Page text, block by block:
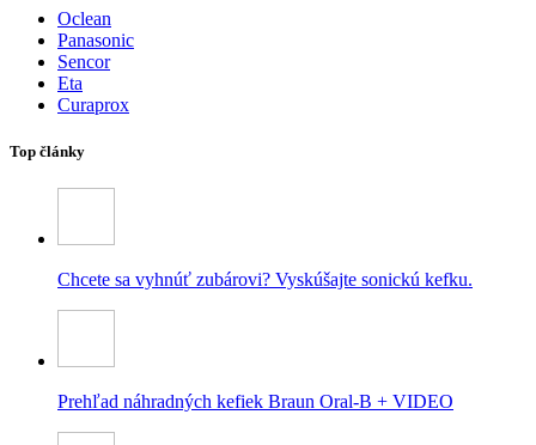
Oclean
Panasonic
Sencor
Eta
Curaprox
Top články
Chcete sa vyhnúť zubárovi? Vyskúšajte sonickú kefku.
Prehľad náhradných kefiek Braun Oral-B + VIDEO